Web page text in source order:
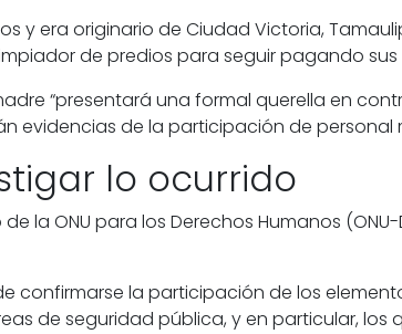
y era originario de Ciudad Victoria,
de predios para seguir pagando sus
“presentará una formal querella en
evidencias de la participación de personal
lo ocurrido
la ONU para los Derechos Humanos
confirmarse la participación de los
de seguridad pública, y en particular, los